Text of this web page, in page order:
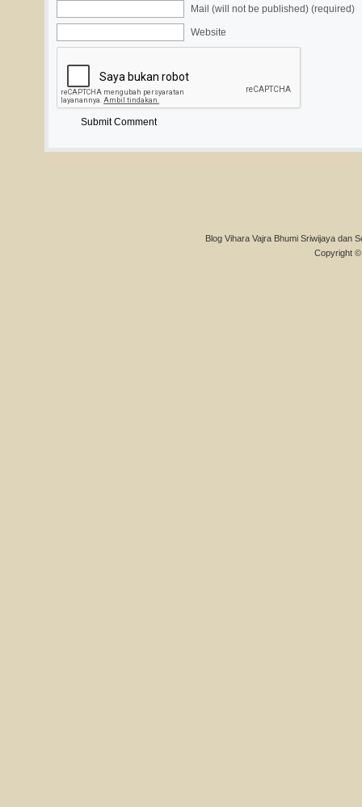
Mail (will not be published) (required)
Website
Blog Vihara Vajra Bhumi Sriwijaya dan
Copyright ©